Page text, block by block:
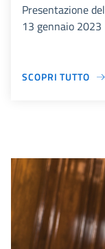
Presentazione
13 gennaio 2023
SCOPRI TUTTO